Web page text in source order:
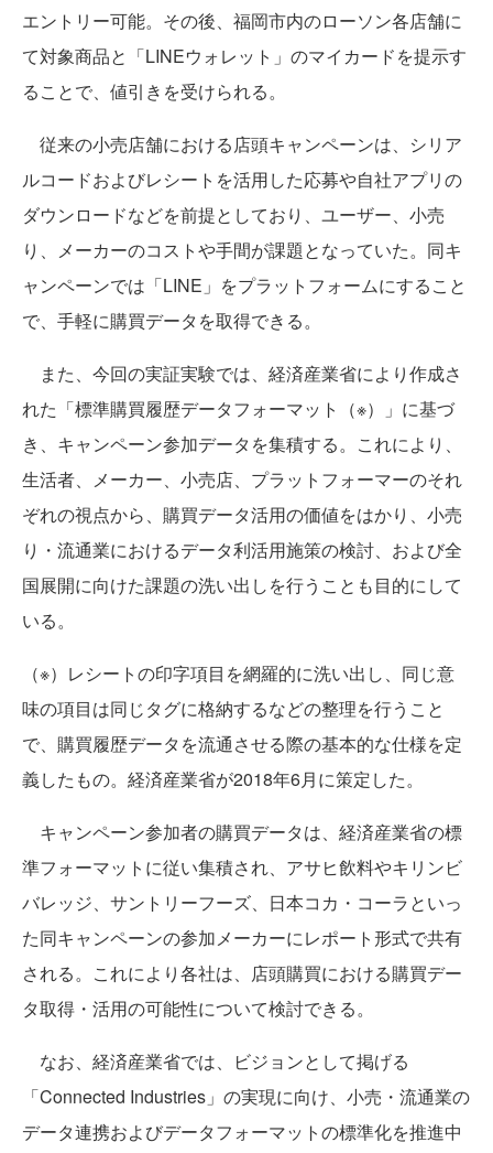
エントリー可能。その後、福岡市内のローソン各店舗に
て対象商品と「LINEウォレット」のマイカードを提示す
ることで、値引きを受けられる。
従来の小売店舗における店頭キャンペーンは、シリア
ルコードおよびレシートを活用した応募や自社アプリの
ダウンロードなどを前提としており、ユーザー、小売
り、メーカーのコストや手間が課題となっていた。同キ
ャンペーンでは「LINE」をプラットフォームにすること
で、手軽に購買データを取得できる。
また、今回の実証実験では、経済産業省により作成さ
れた「標準購買履歴データフォーマット（※）」に基づ
き、キャンペーン参加データを集積する。これにより、
生活者、メーカー、小売店、プラットフォーマーのそれ
ぞれの視点から、購買データ活用の価値をはかり、小売
り・流通業におけるデータ利活用施策の検討、および全
国展開に向けた課題の洗い出しを行うことも目的にして
いる。
（※）レシートの印字項目を網羅的に洗い出し、同じ意
味の項目は同じタグに格納するなどの整理を行うこと
で、購買履歴データを流通させる際の基本的な仕様を定
義したもの。経済産業省が2018年6月に策定した。
キャンペーン参加者の購買データは、経済産業省の標
準フォーマットに従い集積され、アサヒ飲料やキリンビ
バレッジ、サントリーフーズ、日本コカ・コーラといっ
た同キャンペーンの参加メーカーにレポート形式で共有
される。これにより各社は、店頭購買における購買デー
タ取得・活用の可能性について検討できる。
なお、経済産業省では、ビジョンとして掲げる
「Connected Industries」の実現に向け、小売・流通業の
データ連携およびデータフォーマットの標準化を推進中